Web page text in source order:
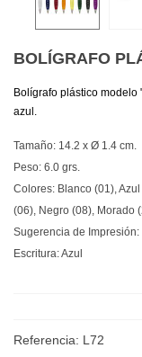
BOLÍGRAFO
Bolígrafo plástico
azul.
Tamaño: 14.2 x Ø 1.4 cm.
Peso: 6.0 grs.
Colores: Blanco (01),
(06), Negro (08), Morado
Sugerencia de
Escritura: Azul
Referencia: L72